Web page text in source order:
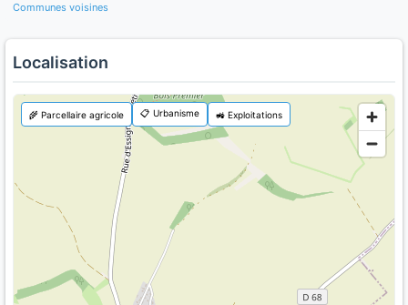
Communes voisines
Localisation
🌾 Parcellaire agricole 📋 Urbanisme 🚜 Exploitations